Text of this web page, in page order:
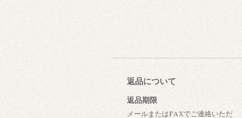
返品について
返品期限
メールまたはFAXでご連絡いただ